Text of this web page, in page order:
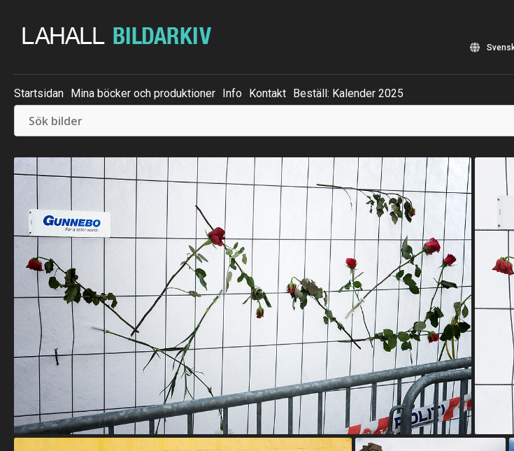
Startsidan Mina böcker och produktioner Info Kontakt Beställ: Kalender 2025